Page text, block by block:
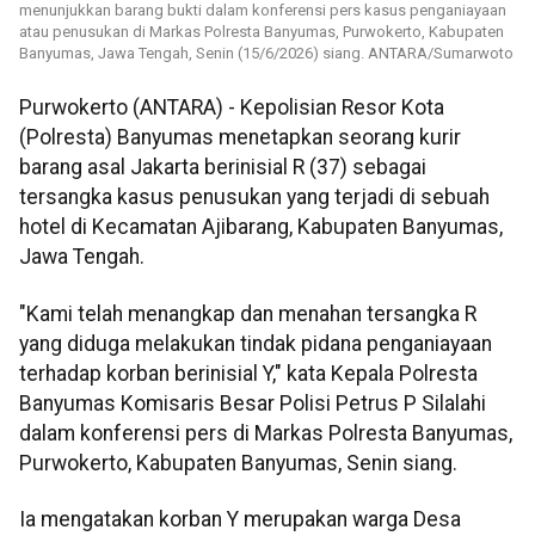
menunjukkan barang bukti dalam konferensi pers kasus penganiayaan
atau penusukan di Markas Polresta Banyumas, Purwokerto, Kabupaten
Banyumas, Jawa Tengah, Senin (15/6/2026) siang. ANTARA/Sumarwoto
Purwokerto (ANTARA) - Kepolisian Resor Kota
(Polresta) Banyumas menetapkan seorang kurir
barang asal Jakarta berinisial R (37) sebagai
tersangka kasus penusukan yang terjadi di sebuah
hotel di Kecamatan Ajibarang, Kabupaten Banyumas,
Jawa Tengah.
"Kami telah menangkap dan menahan tersangka R
yang diduga melakukan tindak pidana penganiayaan
terhadap korban berinisial Y," kata Kepala Polresta
Banyumas Komisaris Besar Polisi Petrus P Silalahi
dalam konferensi pers di Markas Polresta Banyumas,
Purwokerto, Kabupaten Banyumas, Senin siang.
Ia mengatakan korban Y merupakan warga Desa